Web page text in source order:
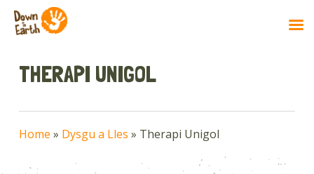
mainTHERAPI UNIGOL
Home » Dysgu a Lles » Therapi Unigol